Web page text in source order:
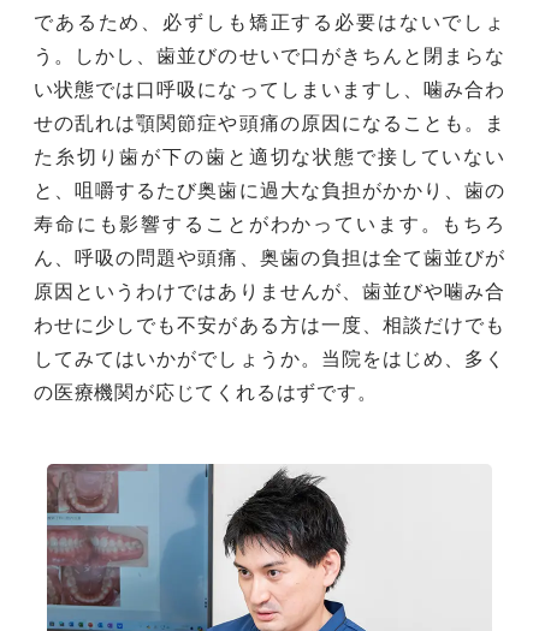
であるため、必ずしも矯正する必要はないでしょ
う。しかし、歯並びのせいで口がきちんと閉まらな
い状態では口呼吸になってしまいますし、噛み合わ
せの乱れは顎関節症や頭痛の原因になることも。ま
た糸切り歯が下の歯と適切な状態で接していない
と、咀嚼するたび奥歯に過大な負担がかかり、歯の
寿命にも影響することがわかっています。もちろ
ん、呼吸の問題や頭痛、奥歯の負担は全て歯並びが
原因というわけではありませんが、歯並びや噛み合
わせに少しでも不安がある方は一度、相談だけでも
してみてはいかがでしょうか。当院をはじめ、多く
の医療機関が応じてくれるはずです。